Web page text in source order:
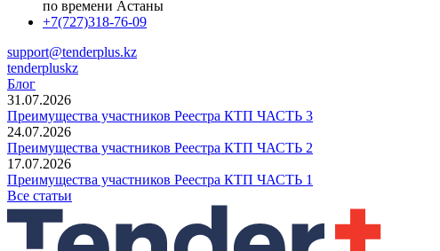
по времени Астаны
+7(727)318-76-09
support@tenderplus.kz
tenderpluskz
Блог
31.07.2026
Преимущества участников Реестра КТП ЧАСТЬ 3
24.07.2026
Преимущества участников Реестра КТП ЧАСТЬ 2
17.07.2026
Преимущества участников Реестра КТП ЧАСТЬ 1
Все статьи